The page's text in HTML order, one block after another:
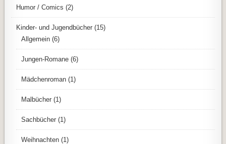
Humor / Comics (2)
Kinder- und Jugendbücher (15)
Allgemein (6)
Jungen-Romane (6)
Mädchenroman (1)
Malbücher (1)
Sachbücher (1)
Weihnachten (1)